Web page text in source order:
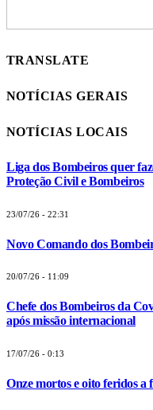
TRANSLATE
NOTÍCIAS GERAIS
NOTÍCIAS LOCAIS
Liga dos Bombeiros quer
Proteção Civil e Bombeiros
23/07/26 - 22:31
Novo Comando dos
20/07/26 - 11:09
Chefe dos Bombeiros da
após missão internacional
17/07/26 - 0:13
Onze mortos e oito feridos